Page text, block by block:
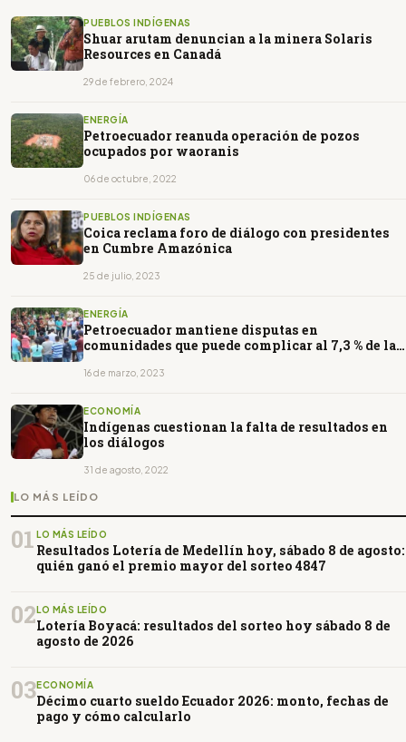
PUEBLOS INDÍGENAS
Shuar arutam denuncian a la minera Solaris
Resources en Canadá
29 de febrero, 2024
ENERGÍA
Petroecuador reanuda operación de pozos
ocupados por waoranis
06 de octubre, 2022
PUEBLOS INDÍGENAS
Coica reclama foro de diálogo con presidentes
en Cumbre Amazónica
25 de julio, 2023
ENERGÍA
Petroecuador mantiene disputas en
comunidades que puede complicar al 7,3 % de la
16 de marzo, 2023
ECONOMÍA
Indígenas cuestionan la falta de resultados en
los diálogos
31 de agosto, 2022
LO MÁS LEÍDO
01 LO MÁS LEÍDO
Resultados Lotería de Medellín hoy, sábado 8 de agosto:
quién ganó el premio mayor del sorteo 4847
02LO MÁS LEÍDO
Lotería Boyacá: resultados del sorteo hoy sábado 8 de
agosto de 2026
03ECONOMÍA
Décimo cuarto sueldo Ecuador 2026: monto, fechas de
pago y cómo calcularlo